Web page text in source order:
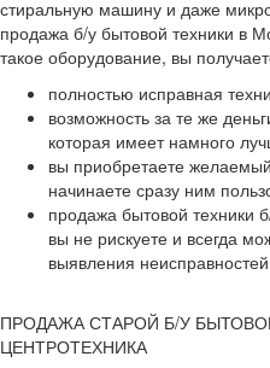
стиральную машину и даже
продажа б/у бытовой техники в
такое оборудование, вы
полностью исправная
возможность за те же
которая имеет намного
вы приобретаете
начинаете сразу ним
продажа бытовой техники
вы не рискуете и всегда
выявления
ПРОДАЖА СТАРОЙ Б/У
ЦЕНТРОТЕХНИКА